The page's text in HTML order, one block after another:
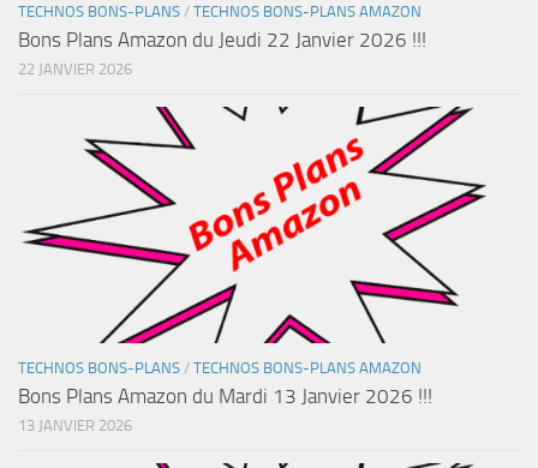
TECHNOS BONS-PLANS / TECHNOS BONS-PLANS AMAZON
Bons Plans Amazon du Jeudi 22 Janvier 2026 !!!
22 JANVIER 2026
TECHNOS BONS-PLANS / TECHNOS BONS-PLANS AMAZON
Bons Plans Amazon du Mardi 13 Janvier 2026 !!!
13 JANVIER 2026